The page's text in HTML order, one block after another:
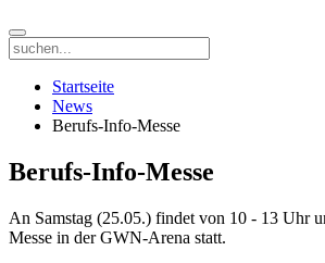
Startseite
News
Berufs-Info-Messe
Berufs-Info-Messe
An Samstag (25.05.) findet von 10 - 13 Uhr
Messe in der GWN-Arena statt.